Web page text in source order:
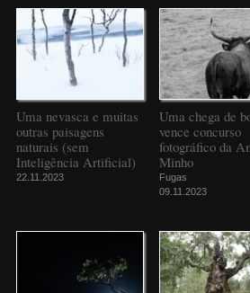
Uma nevasca e muitas
outras paisagens
naturais (sem
Inteligência Artificial)
22.11.2023
Uma chega de
vence concurso
fotográfico da
Minho
Fugas
09.11.2023